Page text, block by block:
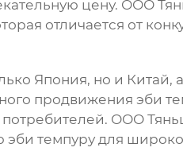
цену. ООО
отличается от
Япония, но и Китай,
продвижения эби
потребителей. ООО
эби темпурудля